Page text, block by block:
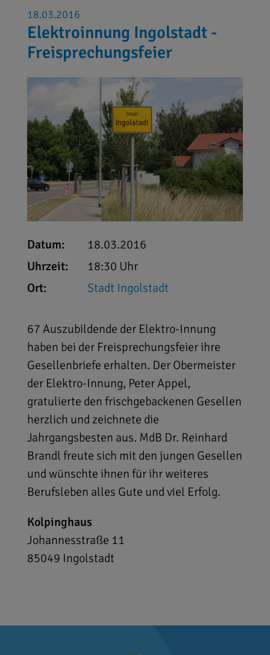
18.03.2016
Elektroinnung Ingolstadt -
Freisprechungsfeier
Datum:
18.03.2016
Uhrzeit:
18:30 Uhr
Ort:
Stadt Ingolstadt
67 Auszubildende der Elektro-Innung
haben bei der Freisprechungsfeier ihre
Gesellenbriefe erhalten. Der Obermeister
der Elektro-Innung, Peter Appel,
gratulierte den frischgebackenen Gesellen
herzlich und zeichnete die
Jahrgangsbesten aus. MdB Dr. Reinhard
Brandl freute sich mit den jungen Gesellen
und wünschte ihnen für ihr weiteres
Berufsleben alles Gute und viel Erfolg.
Kolpinghaus
Johannesstraße 11
85049 Ingolstadt